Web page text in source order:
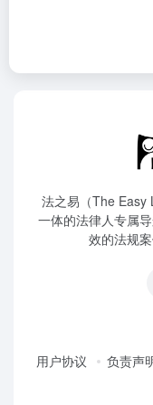
法之易（The Easy
一体的法律人专属
效的法规
用户协议 负责声